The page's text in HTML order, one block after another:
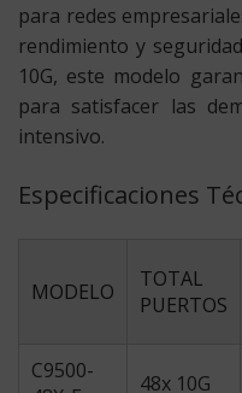
para redes
rendimiento y
10G, este modelo
para satisfacer las
intensivo.
Especificaciones
MODELO
TOTAL
PUERTOS
C9500-
48x 10G